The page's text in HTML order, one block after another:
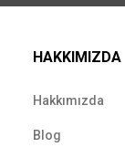
HAKKIMIZDA
Hakkımızda
Blog